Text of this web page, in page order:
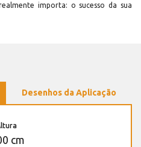
importa: o sucesso da sua
Desenhos da Aplicação
cm